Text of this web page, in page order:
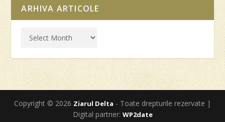
ARHIVA ARTICOLE
Copyright © 2026 Ziarul Delta - Toate drepturile rezervate |
Digital partner: WP2date